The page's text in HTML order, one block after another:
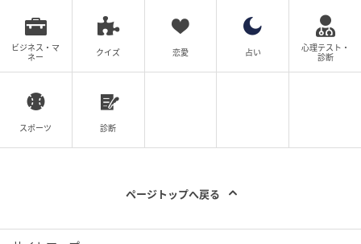
いる。
さらに補助線として示しておきたいのが、“看護の失
敗”について描かれた一連の描写について。体調を崩し
て寝込んでしまった多江は喉を痛め、症状も要望も言
葉にできない。りんや直美たちは一丸となって看病に
当たるが、良かれと思ってしたことが、見事にズレて
て水が欲しいのに「痛み」だと勘違いされ、換気の風
ビジネス・マ
ネー
クイズ 恋愛 占い
心理テスト・
診断
スポーツ 診断
ページトップへ戻る